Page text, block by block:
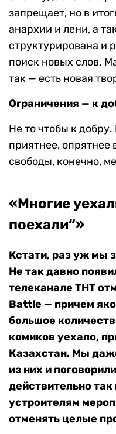
запрещает, но в
анархии и лени, а
структурирована и
поиск новых слов.
так — есть новая
Ограничения — к
Не то чтобы к
приятнее, опрятнее
свободы, конечно,
«Многие
поехали“»
Кстати, раз уж мы
Не так давно
телеканале ТНТ
Battle — причем
большое
комиков уехало,
Казахстан. Мы
из них и
действительно
устроителям
отменять целые